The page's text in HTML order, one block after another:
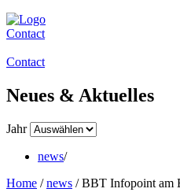
Contact
Contact
Neues & Aktuelles
Jahr
news/
Home /news /BBT Infopoint am